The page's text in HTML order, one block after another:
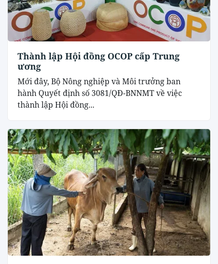
Thành lập Hội đồng OCOP cấp Trung
ương
Mới đây, Bộ Nông nghiệp và Môi trưởng ban
hành Quyết định số 3081/QĐ-BNNMT về việc
thành lập Hội đồng...